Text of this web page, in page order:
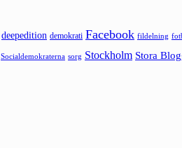
deepedition demokrati Facebook fildelning
Socialdemokraterna sorg Stockholm Stora